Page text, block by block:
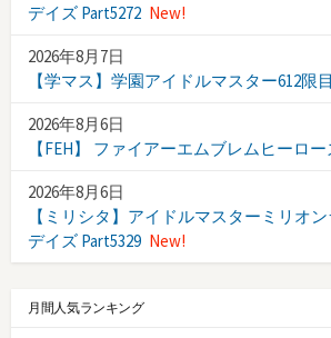
デイズ Part5272 New!
2026年8月7日
【学マス】学園アイドルマスター612限目
2026年8月6日
【FEH】 ファイアーエムブレムヒーロー
2026年8月6日
【ミリシタ】アイドルマスターミリオ
デイズ Part5329 New!
月間人気ランキング